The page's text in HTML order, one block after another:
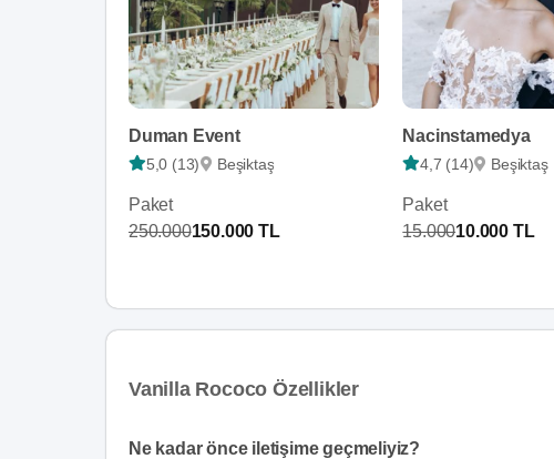
Duman Event
5,0 (13) Beşiktaş
Paket
250.000150.000 TL
Nacinstamedya
4,7 (14) Beşiktaş
Paket
15.00010.000 TL
Vanilla Rococo Özellikler
Ne kadar önce iletişime geçmeliyiz?